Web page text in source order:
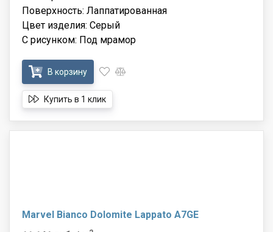
Поверхность: Лаппатированная
Цвет изделия: Серый
С рисунком: Под мрамор
В корзину
Купить в 1 клик
Marvel Bianco Dolomite Lappato A7GE